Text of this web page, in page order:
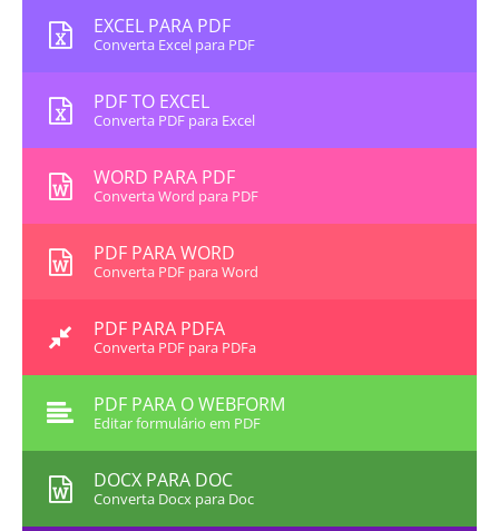
EXCEL PARA PDF
Converta Excel para PDF
PDF TO EXCEL
Converta PDF para Excel
WORD PARA PDF
Converta Word para PDF
PDF PARA WORD
Converta PDF para Word
PDF PARA PDFA
Converta PDF para PDFa
PDF PARA O WEBFORM
Editar formulário em PDF
DOCX PARA DOC
Converta Docx para Doc